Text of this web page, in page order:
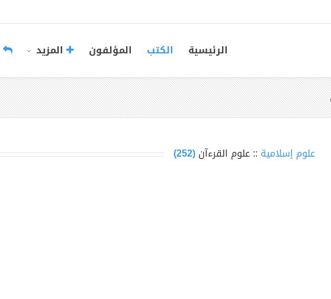
الرئيسية الكتب المؤلفون المزيد
علوم إسلامية :: علوم القرءآن(252)